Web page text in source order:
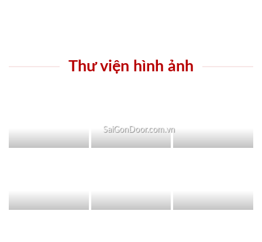
Thư viện hình ảnh
SaiGonDoor.com.vn